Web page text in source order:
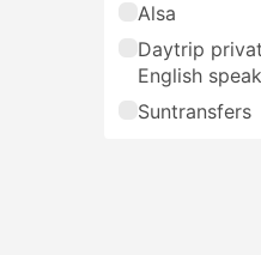
Alsa
Daytrip
English
Suntransfers